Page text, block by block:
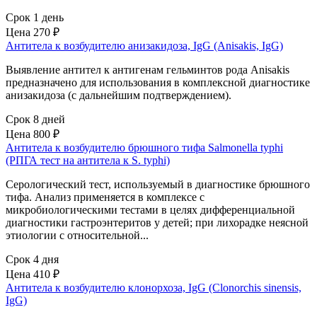
Срок 1 день
Цена 270 ₽
Антитела к возбудителю анизакидоза, IgG (Anisakis, IgG)
Выявление антител к антигенам гельминтов рода Anisakis
предназначено для использования в комплексной диагностике
анизакидоза (с дальнейшим подтверждением).
Срок 8 дней
Цена 800 ₽
Антитела к возбудителю брюшного тифа Salmonella typhi
(РПГА тест на антитела к S. typhi)
Серологический тест, используемый в диагностике брюшного
тифа. Анализ применяется в комплексе с
микробиологическими тестами в целях дифференциальной
диагностики гастроэнтеритов у детей; при лихорадке неясной
этиологии с относительной...
Срок 4 дня
Цена 410 ₽
Антитела к возбудителю клонорхоза, IgG (Clonorchis sinensis,
IgG)